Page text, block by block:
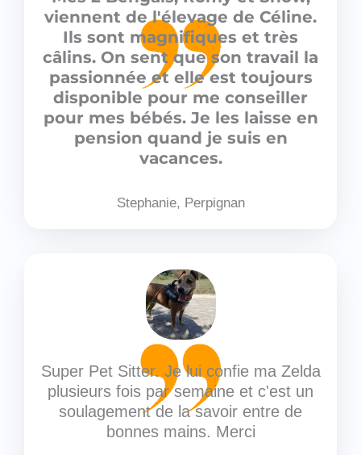
viennent de l'élevage de Céline.
Ils sont magnifiques et très
câlins. On sent que son travail la
passionnée et elle est toujours
disponible pour me conseiller
pour mes bébés. Je les laisse en
pension quand je suis en
vacances.
Stephanie, Perpignan
Super Pet Sitter. Je lui confie ma Zelda
plusieurs fois par semaine et c'est un
soulagement de la savoir entre de
bonnes mains. Merci